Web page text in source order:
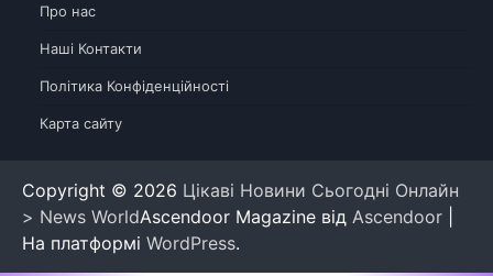
Про нас
Наші Контакти
Політика Конфіденційності
Карта сайту
Copyright © 2026 Цікаві Новини Сьогодні Онлайн
> News WorldAscendoor Magazine від Ascendoor
На платформі WordPress.